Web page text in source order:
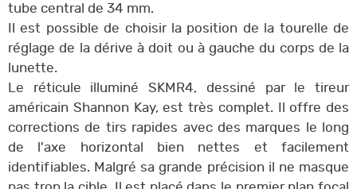
tube central de 34 mm.
Il est possible de choisir la position de la tourelle de
réglage de la dérive à doit ou à gauche du corps de la
lunette.
Le réticule illuminé SKMR4, dessiné par le tireur
américain Shannon Kay, est très complet. Il offre des
corrections de tirs rapides avec des marques le long
de l'axe horizontal bien nettes et facilement
identifiables. Malgré sa grande précision il ne masque